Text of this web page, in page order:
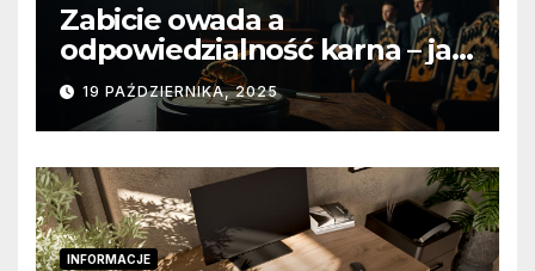
Zabicie owada a
odpowiedzialność karna – jak
wygląda to w praktyce?
19 PAŹDZIERNIKA, 2025
INFORMACJE